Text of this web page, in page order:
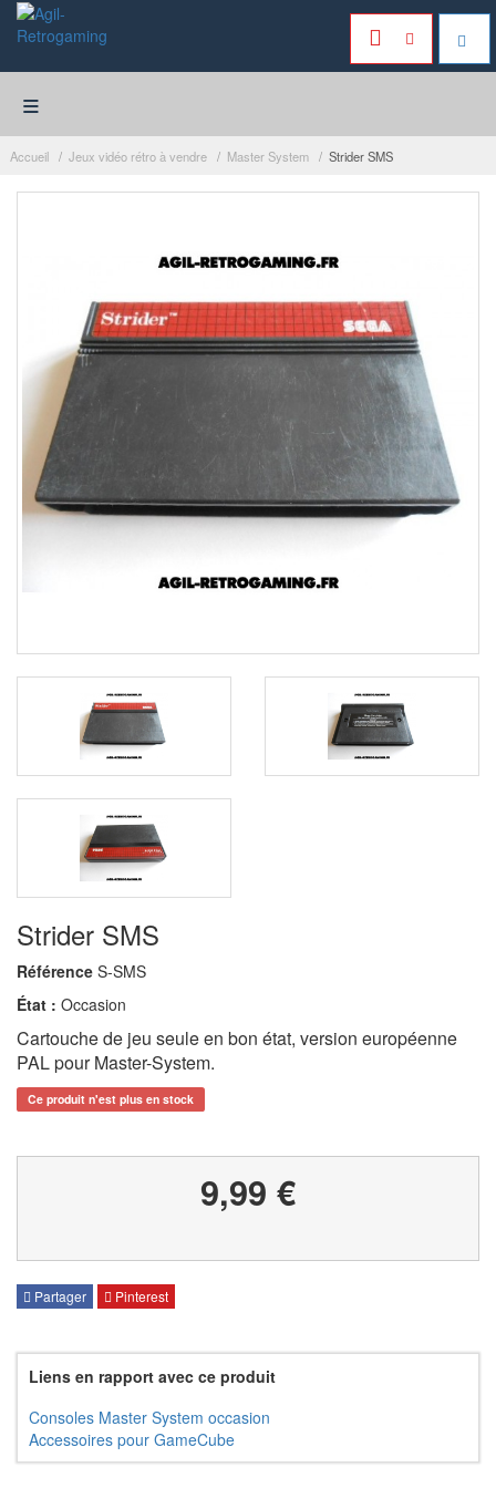
≡
Accueil Jeux vidéo rétro à vendre Master System Strider SMS
Strider SMS
Référence S-SMS
État : Occasion
Cartouche de jeu seule en bon état, version européenne
PAL pour Master-System.
Ce produit n'est plus en stock
9,99 €
Partager Pinterest
Liens en rapport avec ce produit
Consoles Master System occasion
Accessoires pour GameCube